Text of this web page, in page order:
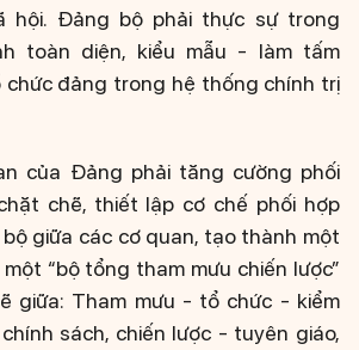
hội. Đảng bộ phải thực sự trong
toàn diện, kiểu mẫu - làm tấm
đảng trong hệ thống chính trị
của Đảng phải tăng cường phối
chẽ, thiết lập cơ chế phối hợp
giữa các cơ quan, tạo thành một
“bộ tổng tham mưu chiến lược”
giữa: Tham mưu - tổ chức - kiểm
sách, chiến lược - tuyên giáo,